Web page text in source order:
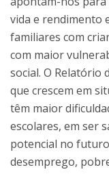
vida e rendimento
familiares com
com maior
social. O Relatório
que crescem em
têm maior
escolares, em ser
potencial no
desemprego,